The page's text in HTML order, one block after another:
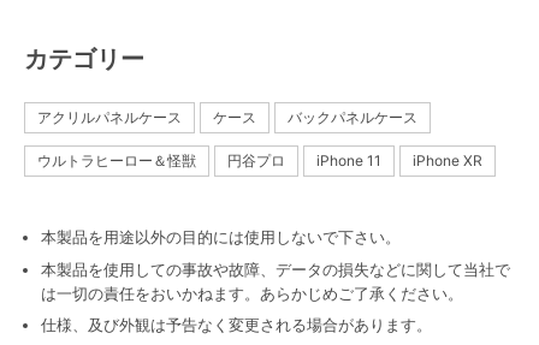
カテゴリー
アクリルパネルケース ケース バックパネルケース
ウルトラヒーロー＆怪獣 円谷プロ iPhone 11 iPhone XR
本製品を用途以外の目的には使用しないで下さい。
本製品を使用しての事故や故障、データの損失などに関して当社で
は一切の責任をおいかねます。あらかじめご了承ください。
仕様、及び外観は予告なく変更される場合があります。